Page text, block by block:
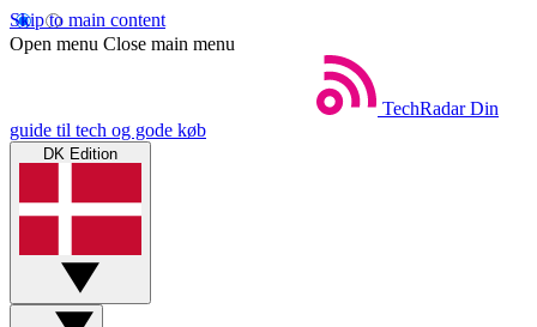
Skip to main content
Open menu Close main menu
TechRadar Din
guide til tech og gode køb
DK Edition